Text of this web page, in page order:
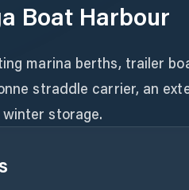
Boat Harbour
marina berths, trailer
straddle carrier, an
storage.